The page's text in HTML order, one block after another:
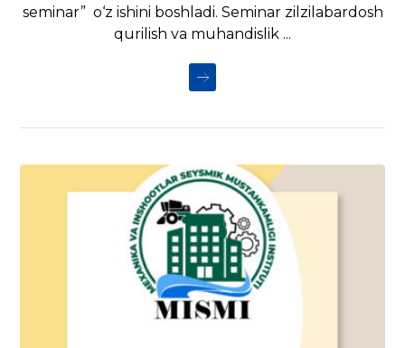
seminar” o‘z ishini boshladi. Seminar zilzilabardosh
qurilish va muhandislik ...